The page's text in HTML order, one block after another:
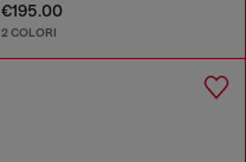
€195.00
2 COLORI